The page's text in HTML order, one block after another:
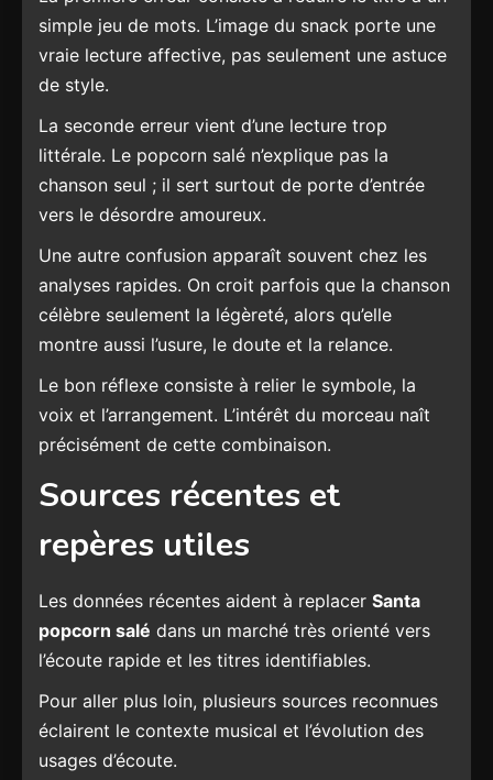
simple jeu de mots. L’image du snack porte une
vraie lecture affective, pas seulement une astuce
de style.
La seconde erreur vient d’une lecture trop
littérale. Le popcorn salé n’explique pas la
chanson seul ; il sert surtout de porte d’entrée
vers le désordre amoureux.
Une autre confusion apparaît souvent chez les
analyses rapides. On croit parfois que la chanson
célèbre seulement la légèreté, alors qu’elle
montre aussi l’usure, le doute et la relance.
Le bon réflexe consiste à relier le symbole, la
voix et l’arrangement. L’intérêt du morceau naît
précisément de cette combinaison.
Sources récentes et
repères utiles
Les données récentes aident à replacer Santa
popcorn salé dans un marché très orienté vers
l’écoute rapide et les titres identifiables.
Pour aller plus loin, plusieurs sources reconnues
éclairent le contexte musical et l’évolution des
usages d’écoute.